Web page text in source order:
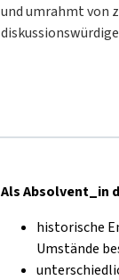
und umrahmt von
Als Absolvent_in
historische
Umstände